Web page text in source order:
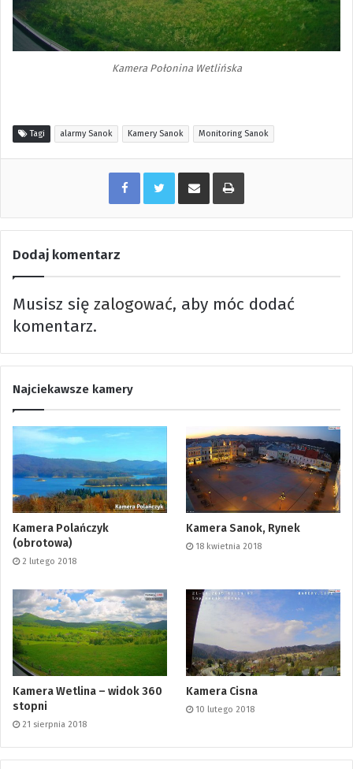
Kamera Połonina Wetlińska
Tagi alarmy Sanok Kamery Sanok Monitoring Sanok
Share via Email
Dodaj komentarz
Musisz się zalogować, aby móc dodać
komentarz.
Najciekawsze kamery
Kamera Polańczyk
(obrotowa)
2 lutego 2018
Kamera Sanok, Rynek
18 kwietnia 2018
Kamera Wetlina – widok 360
stopni
21 sierpnia 2018
Kamera Cisna
10 lutego 2018